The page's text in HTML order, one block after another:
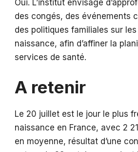
Oui. L’institut envisage
des congés, des événements
des politiques familiales sur
naissance, afin d’affiner la
services de santé.
A retenir
Le 20 juillet est le jour le plus
naissance en France, avec 2
en moyenne, résultat d’une